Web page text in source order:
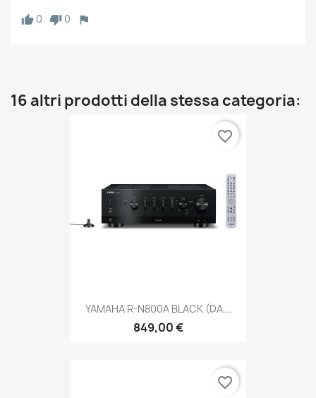
0
0
16 altri prodotti della stessa categoria:
YAMAHA R-N800A BLACK (DA...
849,00 €
favorite_border
favorite_border